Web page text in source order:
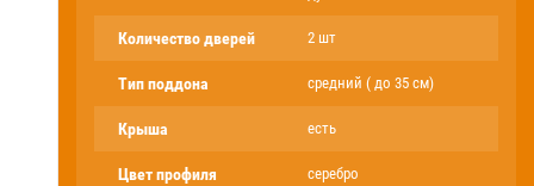
Количество дверей 2 шт
Тип поддона средний ( до 35 см)
Крыша есть
Цвет профиля серебро